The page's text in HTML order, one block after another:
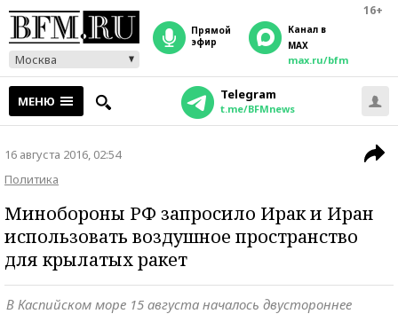
16+
Москва
прямой
эфир
Канал в
MAX
max.ru/bfm
МЕНЮ Telegram
t.me/BFMnews
16 августа 2016, 02:54
Политика
Минобороны РФ запросило Ирак и Иран
использовать воздушное пространство
для крылатых ракет
В Каспийском море 15 августа началось двустороннее